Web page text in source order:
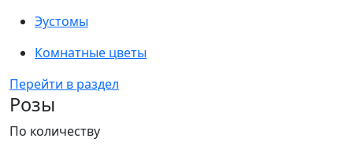
Эустомы
Комнатные цветы
Перейти в раздел
Розы
По количеству